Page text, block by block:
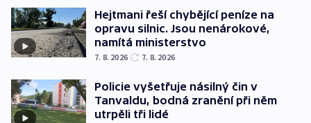
Hejtmani řeší chybějící peníze na
opravu silnic. Jsou nenárokové,
namítá ministerstvo
7. 8. 2026 7. 8. 2026
Policie vyšetřuje násilný čin v
Tanvaldu, bodná zranění při něm
utrpěli tři lidé